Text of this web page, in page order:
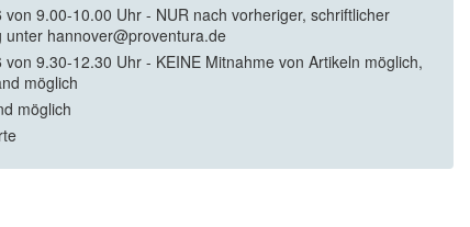
von 9.00-10.00 Uhr - NUR nach vorheriger, schriftlicher
unter hannover@proventura.de
von 9.30-12.30 Uhr - KEINE Mitnahme von Artikeln möglich,
möglich
möglich